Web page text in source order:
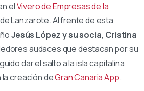
elVivero de Empresas de la
Lanzarote. Al frente de esta
Jesús López y su socia, Cristina
audaces que destacan por su
dar el salto a la isla capitalina
creación deGran Canaria App.